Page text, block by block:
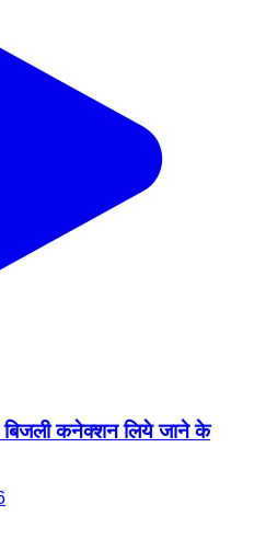
बिजली कनेक्शन लिये जाने के